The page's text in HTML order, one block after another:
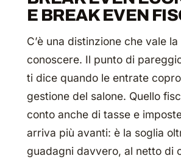
E BREAK EVEN
C’è una distinzione che vale la
conoscere. Il punto di
ti dice quando le entrate
gestione del salone. Quello
conto anche di tasse e
arriva più avanti: è la soglia
guadagni davvero, al netto di